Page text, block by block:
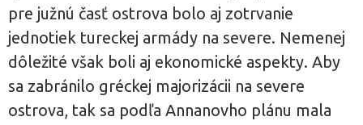
pre južnú časť ostrova bolo aj zotrvanie
jednotiek tureckej armády na severe. Nemenej
dôležité však boli aj ekonomické aspekty. Aby
sa zabránilo gréckej majorizácii na severe
ostrova, tak sa podľa Annanovho plánu mala